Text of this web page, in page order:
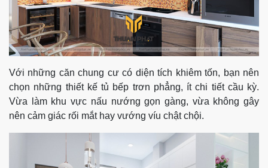
Với những căn chung cư có diện tích khiêm tốn, bạn nên
chọn những thiết kế tủ bếp trơn phẳng, ít chi tiết cầu kỳ.
Vừa làm khu vực nấu nướng gọn gàng, vừa không gây
nên cảm giác rối mắt hay vướng víu chật chội.